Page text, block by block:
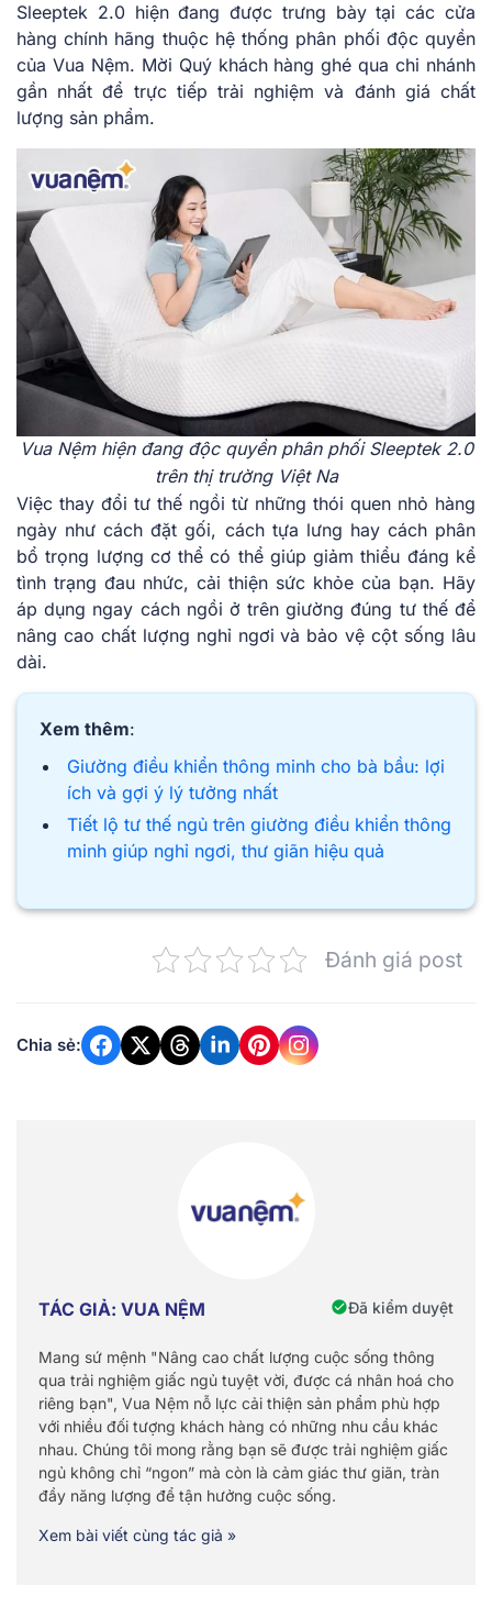
Sleeptek 2.0 hiện đang được trưng bày tại các cửa
hàng chính hãng thuộc hệ thống phân phối độc quyền
của Vua Nệm. Mời Quý khách hàng ghé qua chi nhánh
gần nhất để trực tiếp trải nghiệm và đánh giá chất
lượng sản phẩm.
Vua Nệm hiện đang độc quyền phân phối Sleeptek 2.0
trên thị trường Việt Na
Việc thay đổi tư thế ngồi từ những thói quen nhỏ hàng
ngày như cách đặt gối, cách tựa lưng hay cách phân
bổ trọng lượng cơ thể có thể giúp giảm thiểu đáng kể
tình trạng đau nhức, cải thiện sức khỏe của bạn. Hãy
áp dụng ngay cách ngồi ở trên giường đúng tư thế để
nâng cao chất lượng nghỉ ngơi và bảo vệ cột sống lâu
dài.
Xem thêm:
Giường điều khiển thông minh cho bà bầu: lợi
ích và gợi ý lý tưởng nhất
Tiết lộ tư thế ngủ trên giường điều khiển thông
minh giúp nghỉ ngơi, thư giãn hiệu quả
Đánh giá post
Chia sẻ:
TÁC GIẢ: VUA NỆM Đã kiểm duyệt
Mang sứ mệnh "Nâng cao chất lượng cuộc sống thông
qua trải nghiệm giấc ngủ tuyệt vời, được cá nhân hoá cho
riêng bạn", Vua Nệm nỗ lực cải thiện sản phẩm phù hợp
với nhiều đối tượng khách hàng có những nhu cầu khác
nhau. Chúng tôi mong rằng bạn sẽ được trải nghiệm giấc
ngủ không chỉ “ngon” mà còn là cảm giác thư giãn, tràn
đầy năng lượng để tận hưởng cuộc sống.
Xem bài viết cùng tác giả »